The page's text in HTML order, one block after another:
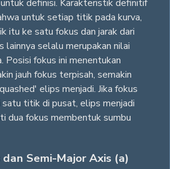
definisi. Karakteristik definitif
untuk setiap titik pada kurva,
itu ke satu fokus dan jarak dari
selalu merupakan nilai
Posisi fokus ini menentukan
jauh fokus terpisah, semakin
elips menjadi. Jika fokus
satu titik di pusat, elips menjadi
dua fokus membentuk sumbu
Semi-Major Axis (a)